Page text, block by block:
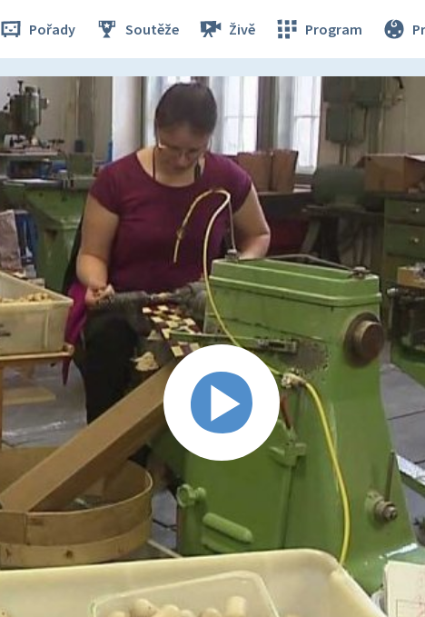
Pořady Soutěže Živě Program